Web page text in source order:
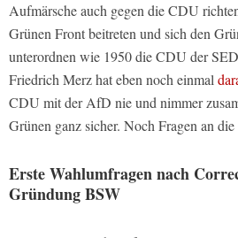
Aufmärsche auch gegen die CDU
Grünen Front beitreten und sich den
unterordnen wie 1950 die CDU der
Friedrich Merz hat eben noch einmal
CDU mit der AfD nie und nimmer
Grünen ganz sicher. Noch Fragen an
Erste Wahlumfragen nach
Gründung BSW